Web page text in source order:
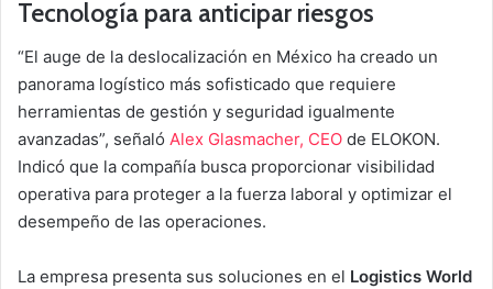
Tecnología para anticipar riesgos
“El auge de la deslocalización en México ha creado un
panorama logístico más sofisticado que requiere
herramientas de gestión y seguridad igualmente
avanzadas”, señaló Alex Glasmacher, CEO de ELOKON.
Indicó que la compañía busca proporcionar visibilidad
operativa para proteger a la fuerza laboral y optimizar el
desempeño de las operaciones.
La empresa presenta sus soluciones en el Logistics World